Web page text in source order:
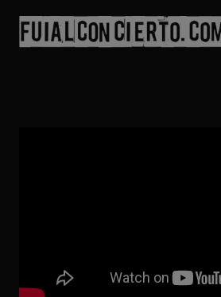
contenido